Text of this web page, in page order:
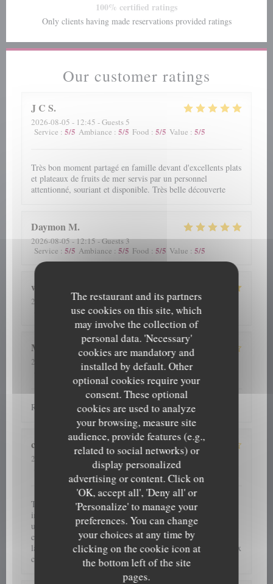
The restaurant and its partners
use cookies on this site, which
may involve the collection of
personal data. 'Necessary'
cookies are mandatory and
installed by default. Other
optional cookies require your
consent. These optional
cookies are used to analyze
your browsing, measure site
audience, provide features (e.g.,
related to social networks) or
display personalized
advertising or content. Click on
'OK, accept all', 'Deny all' or
'Personalize' to manage your
preferences. You can change
your choices at any time by
clicking on the cookie icon at
the bottom left of the site
pages.
Our customer ratings
J C S
2026-08-05 - 12:45 - Guests 5
Service : 5/5 Ambiance : 5/5 Food : 5/5 Value : 5/5
Très bon moment partagé en famille devant d'excellents plats
et plateaux de fruits de mer servis par un personnel
attentionné, souriant et disponible. Très belle découverte
DaymonM
2026-08-05- 12:15 - Guests 3
Service : 5/5 Ambiance : 5/5 Food : 5/5 Value : 5/5
wilfried
2026-08-03
- 19:00 - Guests 2
/5 Ambiance:4 /5 Food: 5/5 Value:4/5
Marc
2026-08-04
- 19:00 - Guests 2
Ambiance: 5/5 Food:4/5 Value:
Restaurant a recommander. Accueil service choix au top.
corine M
2026-08-02
- 19:30 - Guests 3
Ambiance:4/5 Food:5/5 Value
Toujours aussi bon. Excellent rapport qualité prix. Service
impeccable. Petit hic, nous avions réservé et nous avons eu
une table en terrasse, beaucoup moins sympa au niveau
cadre....et surtout beaucoup plus bruyant avec la ducasse sur
la place. Pas grave on reviendra hors saison. Un top chef aux
cuisinier.éres.....
100% certified ratings
Only clients having made reservations provided ratings